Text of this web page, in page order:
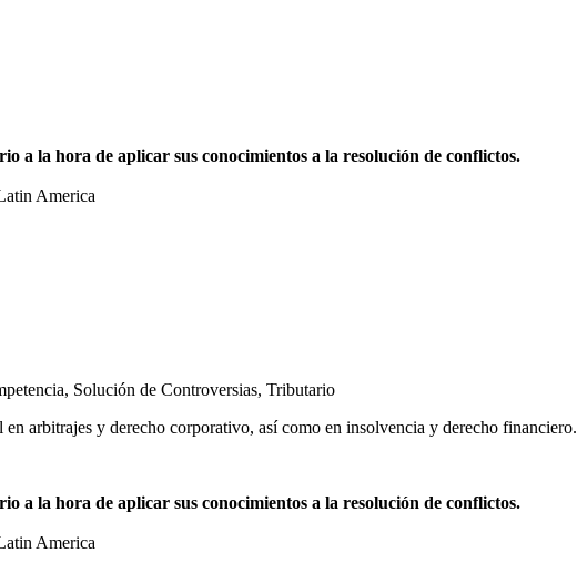
a la hora de aplicar sus conocimientos a la resolución de conflictos.
America
, Solución de Controversias, Tributario
arbitrajes y derecho corporativo, así como en insolvencia y derecho financiero.
a la hora de aplicar sus conocimientos a la resolución de conflictos.
America